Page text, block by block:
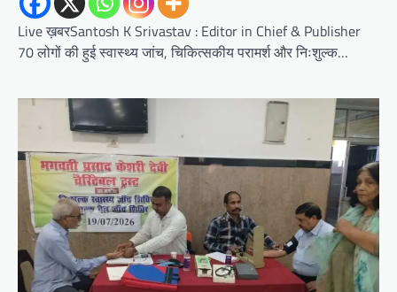
Live ख़बरSantosh K Srivastav : Editor in Chief & Publisher
70 लोगों की हुई स्वास्थ्य जांच, चिकित्सकीय परामर्श और निःशुल्क…